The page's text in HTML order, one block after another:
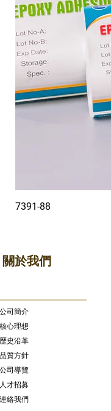
7391-88
關於我們
公司簡介
核心理想
歷史沿革
品質方針
公司導覽
人才招募
連絡我們